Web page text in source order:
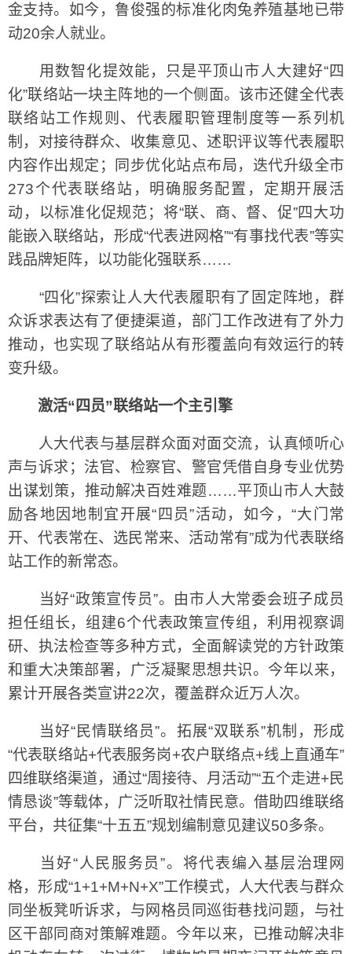
金支持。如今，鲁俊强的标准化肉兔养殖基地已带
动20余人就业。
用数智化提效能，只是平顶山市人大建好“四
化”联络站一块主阵地的一个侧面。该市还健全代表
联络站工作规则、代表履职管理制度等一系列机
制，对接待群众、收集意见、述职评议等代表履职
内容作出规定；同步优化站点布局，迭代升级全市
273个代表联络站，明确服务配置，定期开展活
动，以标准化促规范；将“联、商、督、促”四大功
能嵌入联络站，形成“代表进网格”“有事找代表”等实
践品牌矩阵，以功能化强联系……
“四化”探索让人大代表履职有了固定阵地，群
众诉求表达有了便捷渠道，部门工作改进有了外力
推动，也实现了联络站从有形覆盖向有效运行的转
变升级。
激活“四员”联络站一个主引擎
人大代表与基层群众面对面交流，认真倾听心
声与诉求；法官、检察官、警官凭借自身专业优势
出谋划策，推动解决百姓难题……平顶山市人大鼓
励各地因地制宜开展“四员”活动，如今，“大门常
开、代表常在、选民常来、活动常有”成为代表联络
站工作的新常态。
当好“政策宣传员”。由市人大常委会班子成员
担任组长，组建6个代表政策宣传组，利用视察调
研、执法检查等多种方式，全面解读党的方针政策
和重大决策部署，广泛凝聚思想共识。今年以来，
累计开展各类宣讲22次，覆盖群众近万人次。
当好“民情联络员”。拓展“双联系”机制，形成
“代表联络站+代表服务岗+农户联络点+线上直通车”
四维联络渠道，通过“周接待、月活动”“五个走进+民
情恳谈”等载体，广泛听取社情民意。借助四维联络
平台，共征集“十五五”规划编制意见建议50多条。
当好“人民服务员”。将代表编入基层治理网
格，形成“1+1+M+N+X”工作模式，人大代表与群众
同坐板凳听诉求，与网格员同巡街巷找问题，与社
区干部同商对策解难题。今年以来，已推动解决非